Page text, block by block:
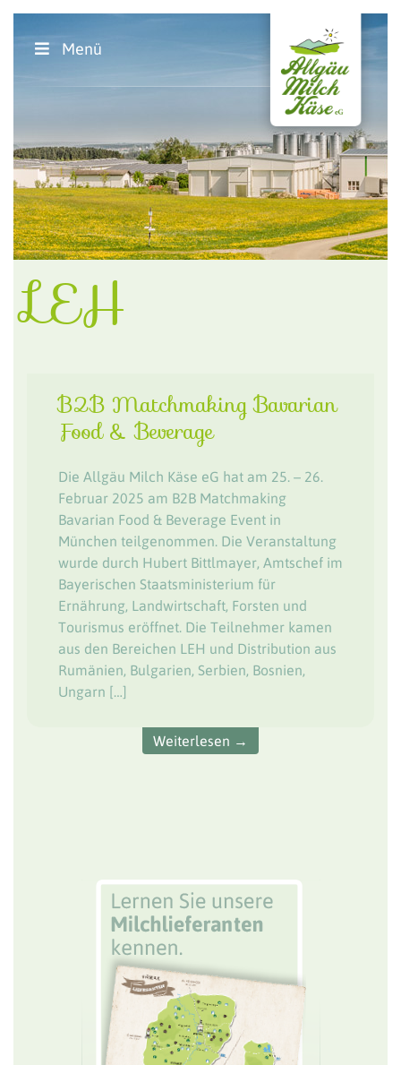
Menü
LEH
B2B Matchmaking Bavarian
Food & Beverage
Die Allgäu Milch Käse eG hat am 25. – 26.
Februar 2025 am B2B Matchmaking
Bavarian Food & Beverage Event in
München teilgenommen. Die Veranstaltung
wurde durch Hubert Bittlmayer, Amtschef im
Bayerischen Staatsministerium für
Ernährung, Landwirtschaft, Forsten und
Tourismus eröffnet. Die Teilnehmer kamen
aus den Bereichen LEH und Distribution aus
Rumänien, Bulgarien, Serbien, Bosnien,
Ungarn […]
Weiterlesen →